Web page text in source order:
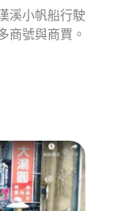
溪小帆船行駛
商號與商賈。